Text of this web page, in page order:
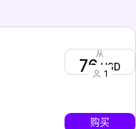
从
76USD
1
购买